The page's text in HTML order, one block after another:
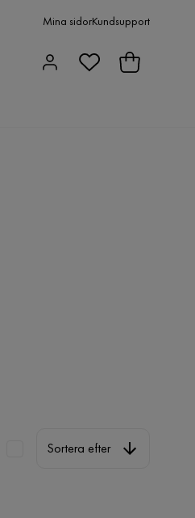
Mina sidorKundsupport
Sortera efter